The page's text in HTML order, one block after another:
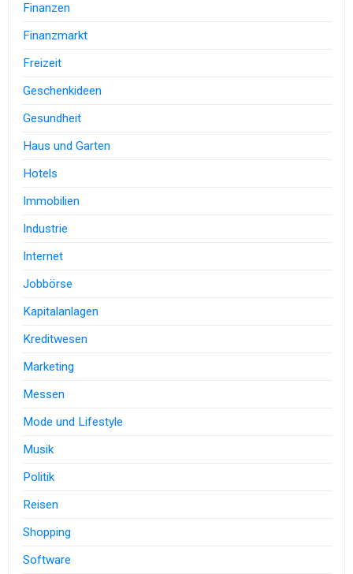
Finanzen
Finanzmarkt
Freizeit
Geschenkideen
Gesundheit
Haus und Garten
Hotels
Immobilien
Industrie
Internet
Jobbörse
Kapitalanlagen
Kreditwesen
Marketing
Messen
Mode und Lifestyle
Musik
Politik
Reisen
Shopping
Software